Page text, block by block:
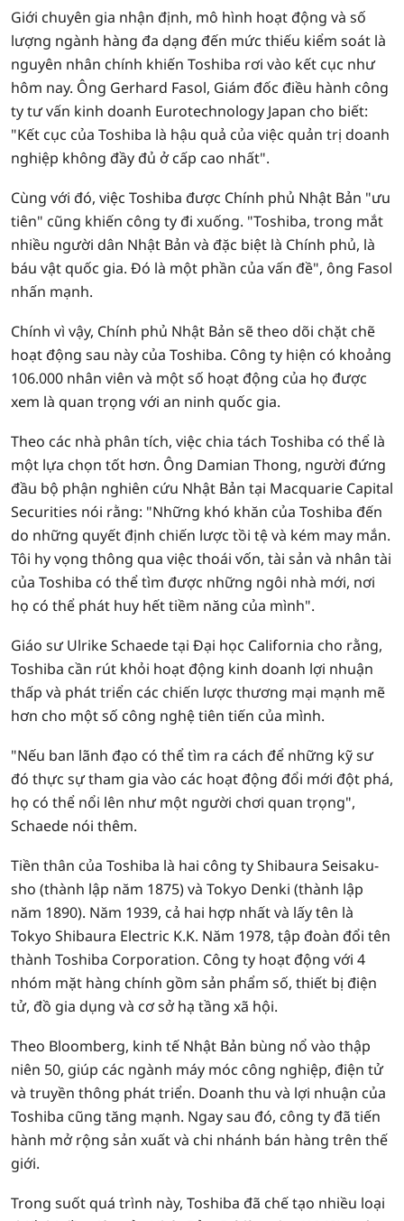
Giới chuyên gia nhận định, mô hình hoạt động và số
lượng ngành hàng đa dạng đến mức thiếu kiểm soát là
nguyên nhân chính khiến Toshiba rơi vào kết cục như
hôm nay. Ông Gerhard Fasol, Giám đốc điều hành công
ty tư vấn kinh doanh Eurotechnology Japan cho biết:
"Kết cục của Toshiba là hậu quả của việc quản trị doanh
nghiệp không đầy đủ ở cấp cao nhất".
Cùng với đó, việc Toshiba được Chính phủ Nhật Bản "ưu
tiên" cũng khiến công ty đi xuống. "Toshiba, trong mắt
nhiều người dân Nhật Bản và đặc biệt là Chính phủ, là
báu vật quốc gia. Đó là một phần của vấn đề", ông Fasol
nhấn mạnh.
Chính vì vậy, Chính phủ Nhật Bản sẽ theo dõi chặt chẽ
hoạt động sau này của Toshiba. Công ty hiện có khoảng
106.000 nhân viên và một số hoạt động của họ được
xem là quan trọng với an ninh quốc gia.
Theo các nhà phân tích, việc chia tách Toshiba có thể là
một lựa chọn tốt hơn. Ông Damian Thong, người đứng
đầu bộ phận nghiên cứu Nhật Bản tại Macquarie Capital
Securities nói rằng: "Những khó khăn của Toshiba đến
do những quyết định chiến lược tồi tệ và kém may mắn.
Tôi hy vọng thông qua việc thoái vốn, tài sản và nhân tài
của Toshiba có thể tìm được những ngôi nhà mới, nơi
họ có thể phát huy hết tiềm năng của mình".
Giáo sư Ulrike Schaede tại Đại học California cho rằng,
Toshiba cần rút khỏi hoạt động kinh doanh lợi nhuận
thấp và phát triển các chiến lược thương mại mạnh mẽ
hơn cho một số công nghệ tiên tiến của mình.
"Nếu ban lãnh đạo có thể tìm ra cách để những kỹ sư
đó thực sự tham gia vào các hoạt động đổi mới đột phá,
họ có thể nổi lên như một người chơi quan trọng",
Schaede nói thêm.
Tiền thân của Toshiba là hai công ty Shibaura Seisaku-
sho (thành lập năm 1875) và Tokyo Denki (thành lập
năm 1890). Năm 1939, cả hai hợp nhất và lấy tên là
Tokyo Shibaura Electric K.K. Năm 1978, tập đoàn đổi tên
thành Toshiba Corporation. Công ty hoạt động với 4
nhóm mặt hàng chính gồm sản phẩm số, thiết bị điện
tử, đồ gia dụng và cơ sở hạ tầng xã hội.
Theo Bloomberg, kinh tế Nhật Bản bùng nổ vào thập
niên 50, giúp các ngành máy móc công nghiệp, điện tử
và truyền thông phát triển. Doanh thu và lợi nhuận của
Toshiba cũng tăng mạnh. Ngay sau đó, công ty đã tiến
hành mở rộng sản xuất và chi nhánh bán hàng trên thế
giới.
Trong suốt quá trình này, Toshiba đã chế tạo nhiều loại